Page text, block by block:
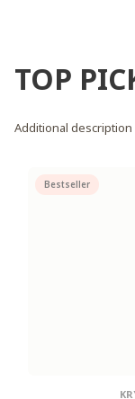
TOP
Additional description
Bestseller